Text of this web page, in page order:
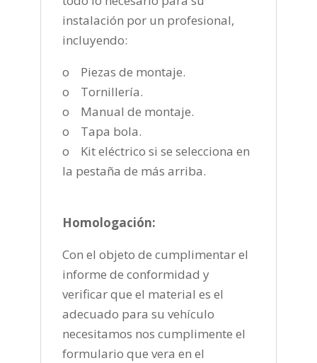
instalación por un profesional,
incluyendo:
o Piezas de montaje.
o Tornillería.
o Manual de montaje.
o Tapa bola.
o Kit eléctrico si se selecciona en
la pestaña de más arriba.
Homologación:
Con el objeto de cumplimentar el
informe de conformidad y
verificar que el material es el
adecuado para su vehículo
necesitamos nos cumplimente el
formulario que vera en el